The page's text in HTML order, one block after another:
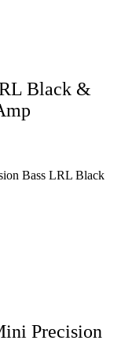
Black &
Bass LRL Black
Precision